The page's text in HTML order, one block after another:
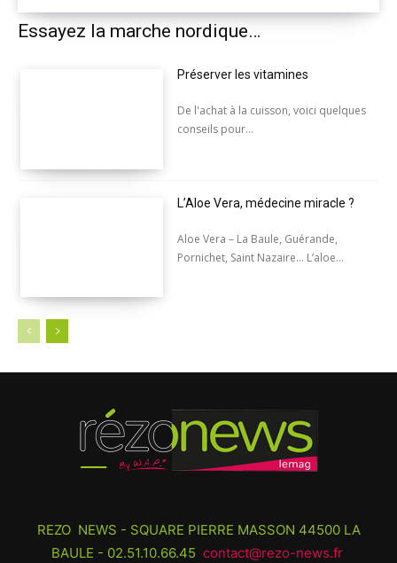
Essayez la marche nordique…
Préserver les vitamines
De l'achat à la cuisson, voici quelques
conseils pour...
L’Aloe Vera, médecine miracle ?
Aloe Vera – La Baule, Guérande,
Pornichet, Saint Nazaire... L’aloe...
REZO NEWS - SQUARE PIERRE MASSON 44500 LA
BAULE - 02.51.10.66.45 contact@rezo-news.fr